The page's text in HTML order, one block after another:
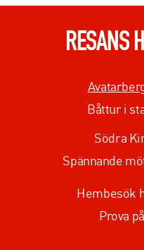
RESANS
Båttur i
Södra
Spännande
Hembesök
Prova